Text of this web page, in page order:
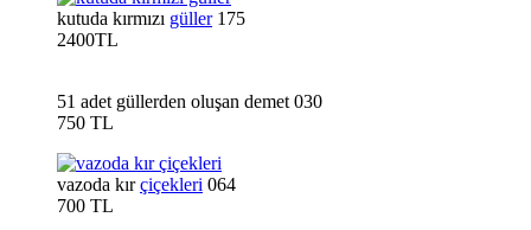
kutuda kırmızı güller175
2400TL
51 adet güllerden oluşan demet 030
750 TL
vazoda kırçiçekleri 064
700 TL